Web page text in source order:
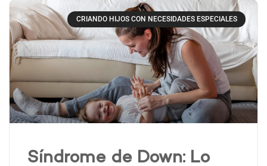
CRIANDO HIJOS CON NECESIDADES ESPECIALES
Síndrome de Down: Lo